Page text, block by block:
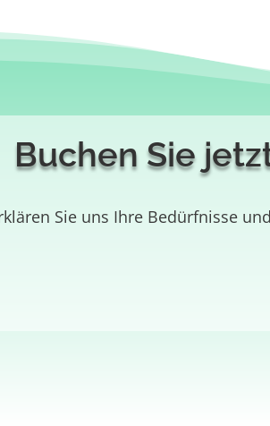
Buchen Sie
Sie uns Ihre Bedürfnisse